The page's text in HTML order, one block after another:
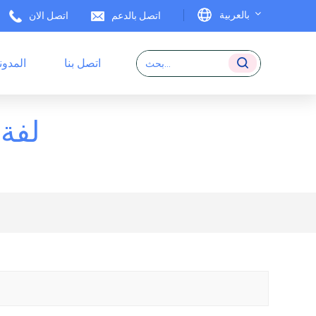
بالعربية
English
اتصل الان اتصل بالدعم
اتصل بنا